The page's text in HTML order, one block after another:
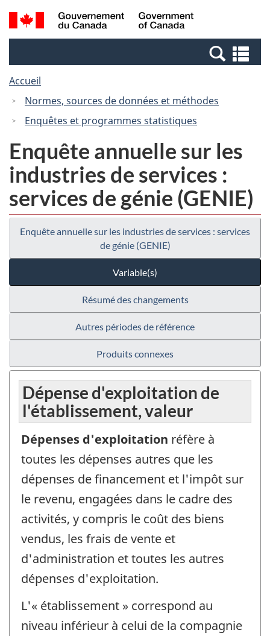
Passer
au
Passer
à
Canada
Recherche
et
et
Accueil
Normes, sources de données et méthodes
Enquêtes et programmes statistiques
Enquête annuelle sur les
industries de services :
services de génie (GENIE)
Enquête annuelle sur les industries de services : services
de génie (GENIE)
Variable(s)
Résumé des changements
Autres périodes de référence
Produits connexes
Dépense d'exploitation de
l'établissement, valeur
Dépenses d'exploitation réfère à
toutes les dépenses autres que les
dépenses de financement et l'impôt sur
le revenu, engagées dans le cadre des
activités, y compris le coût des biens
vendus, les frais de vente et
d'administration et toutes les autres
dépenses d'exploitation.
L'« établissement » correspond au
niveau inférieur à celui de la compagnie